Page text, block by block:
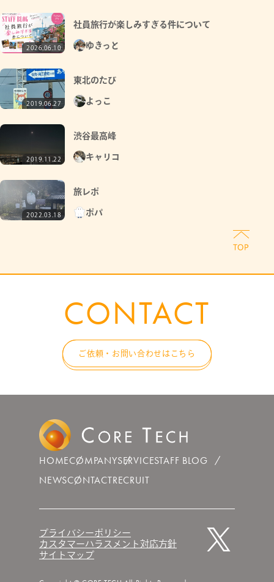
2026.06.10
社員旅行が楽しみすぎる件について
ゆきっと
2019.06.27
東北のたび
よっこ
2019.11.22
渋谷最高峰
キャリコ
2022.03.18
旅レポ
ポパ
CONTACT
ご依頼・お問い合わせはこちら
HOMECOMPANYSERVICESTAFF BLOG
NEWSCONTACTRECRUIT
プライバシーポリシー
カスタマーハラスメント対応方針
サイトマップ